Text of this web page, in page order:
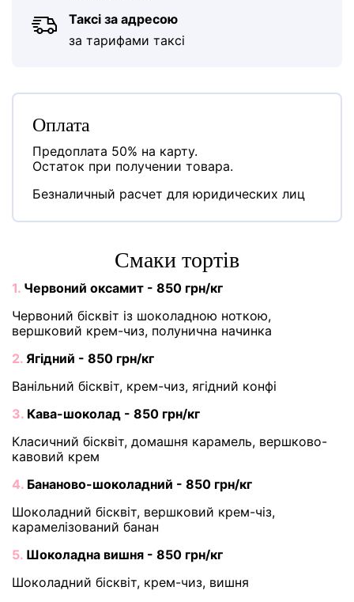
Таксі за адресою
за тарифами таксі
Оплата
Предоплата 50% на карту.
Остаток при получении товара.
Безналичный расчет для юридических лиц
Cмаки тортів
1. Червоний оксамит - 850 грн/кг
Червоний бісквіт із шоколадною ноткою,
вершковий крем-чиз, полунична начинка
2. Ягідний - 850 грн/кг
Ванільний бісквіт, крем-чиз, ягідний конфі
3. Кава-шоколад - 850 грн/кг
Класичний бісквіт, домашня карамель, вершково-
кавовий крем
4. Бананово-шоколадний - 850 грн/кг
Шоколадний бісквіт, вершковий крем-чіз,
карамелізований банан
5. Шоколадна вишня - 850 грн/кг
Шоколадний бісквіт, крем-чиз, вишня